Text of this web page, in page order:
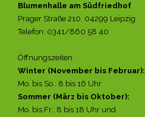
Blumenhalle am Südfriedhof
Prager Straße 210, 04299 Leipzig
Telefon: 0341/860 58 40
Öffnungszeiten
Winter (November bis Februar):
Mo. bis So.: 8 bis 16 Uhr
Sommer (März bis Oktober):
Mo. bis Fr.: 8 bis 18 Uhr und